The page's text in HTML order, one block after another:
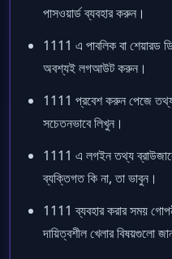
পাসওয়ার্ড ব্যবহার করুন।
1111 এ পাবলিক বা শেয়ারড
অবশ্যই লগআউট করুন।
1111 প্রবেশ করুন পেজে তথ্য
সচেতনভাবে লিখুন।
1111 এ লগইন তথ্য
ব্যক্তিগত কি না, তা ভাবুন।
1111 ব্যবহার করার সময়
দায়িত্বশীল খেলার বিষয়গুলো